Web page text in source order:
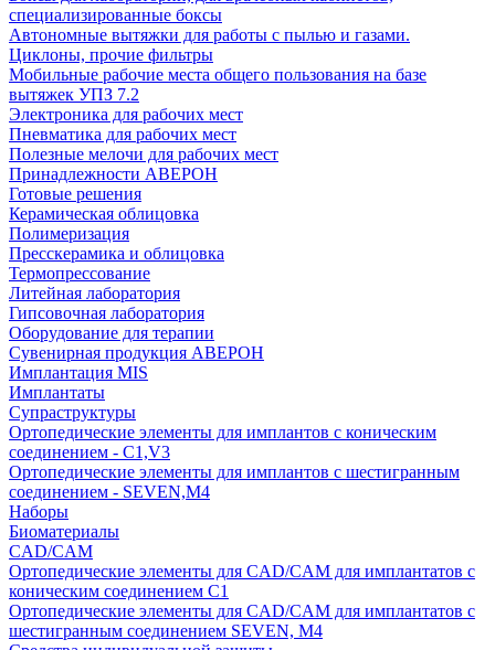
специализированные боксы
Автономные вытяжки для работы с пылью и газами.
Циклоны, прочие фильтры
Мобильные рабочие места общего пользования на базе
вытяжек УПЗ 7.2
Электроника для рабочих мест
Пневматика для рабочих мест
Полезные мелочи для рабочих мест
Принадлежности АВЕРОН
Готовые решения
Керамическая облицовка
Полимеризация
Пресскерамика и облицовка
Термопрессование
Литейная лаборатория
Гипсовочная лаборатория
Оборудование для терапии
Сувенирная продукция АВЕРОН
Имплантация MIS
Имплантаты
Супраструктуры
Ортопедические элементы для имплантов с коническим
соединением - C1,V3
Ортопедические элементы для имплантов с шестигранным
соединением - SEVEN,M4
Наборы
Биоматериалы
CAD/CAM
Ортопедические элементы для CAD/CAM для имплантатов с
коническим соединением С1
Ортопедические элементы для CAD/CAM для имплантатов с
шестигранным соединением SEVEN, М4